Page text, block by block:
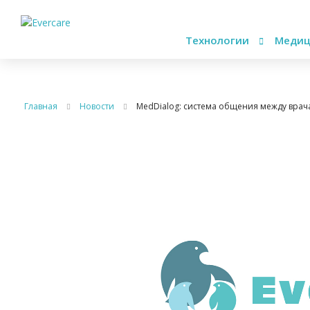
Технологии
Главная Новости MedDialog: система общения между